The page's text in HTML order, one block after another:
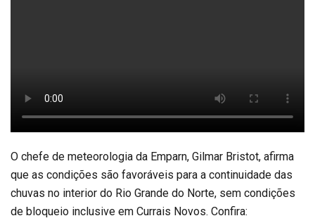
O chefe de meteorologia da Emparn, Gilmar Bristot, afirma
que as condições são favoráveis para a continuidade das
chuvas no interior do Rio Grande do Norte, sem condições
de bloqueio inclusive em Currais Novos. Confira: